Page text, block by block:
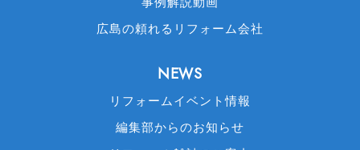
広島の頼れるリフォーム会社
NEWS
リフォームイベント情報
編集部からのお知らせ